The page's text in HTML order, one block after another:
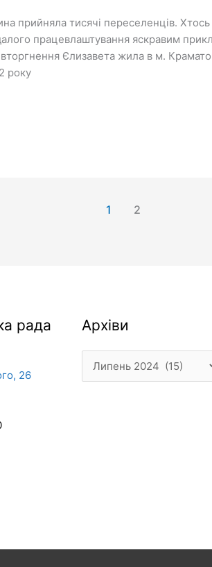
прийняла тисячі переселенців.
працевлаштування яскравим
Єлизавета жила в м.
року
1 2
рада
26
Архіви
Архіви